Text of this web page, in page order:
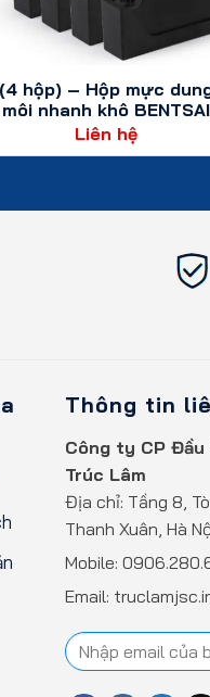
(4 hộp) – Hộp mực
môi nhanh khô BENTSAI
EB22M màu đỏ
Liên hệ
Thông tin
Công ty CP
Trúc Lâm
Địa chỉ: Tầng 8,
Thanh Xuân, Hà
Mobile:
Email: